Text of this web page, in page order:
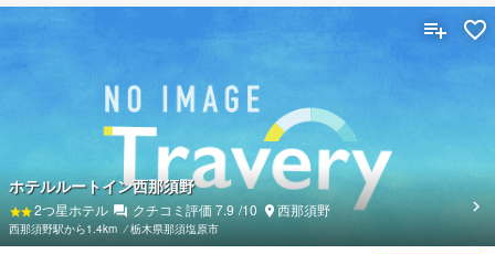
ホテルルートイン西那須野
2つ星ホテル クチコミ評価7.9 /10 西那須野
西那須野駅から1.4km ⁄栃木県那須塩原市